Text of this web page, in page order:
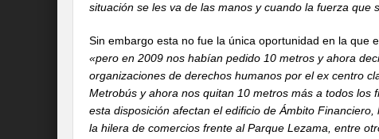
situación se les va de las manos y cuando la fuerza
Sin embargo esta no fue la única oportunidad en la que
«pero en 2009 nos habían pedido 10 metros y ahora
organizaciones de derechos humanos por el ex centro
Metrobús y ahora nos quitan 10 metros más a todos los
esta disposición afectan el edificio de Ámbito
la hilera de comercios frente al Parque Lezama, entre